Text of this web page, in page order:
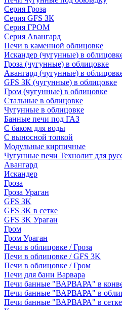
Серия Гроза
Серия GFS ЗК
Серия ГРОМ
Серия Авангард
Печи в каменной облицовке
Искандер (чугунные) в
Гроза (чугунные) в облицовке
Авангард (чугунные) в
GFS ЗК (чугунные) в облицовке
Гром (чугунные) в облицовке
Стальные в облицовке
Чугунные в облицовке
Банные печи под ГАЗ
С баком для воды
С выносной топкой
Модульные кирпичные
Чугунные печи Технолит для
Авангард
Искандер
Гроза
Гроза Ураган
GFS 3K
GFS 3K в сетке
GFS 3K Ураган
Гром
Гром Ураган
Печи в облицовке / Гроза
Печи в облицовке / GFS 3K
Печи в облицовке / Гром
Печи для бани Варвара
Печи банные "ВАРВАРА" в
Печи банные "ВАРВАРА" в
Печи банные "ВАРВАРА" в сетке